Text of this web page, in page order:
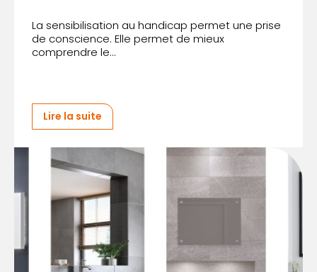
La sensibilisation au handicap permet une prise
de conscience. Elle permet de mieux
comprendre le...
Lire la suite